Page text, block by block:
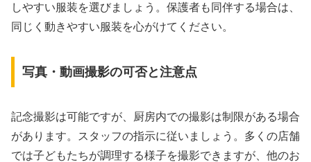
しやすい服装を選びましょう。保護者も同伴する場合は、
同じく動きやすい服装を心がけてください。
写真・動画撮影の可否と注意点
記念撮影は可能ですが、厨房内での撮影は制限がある場合
があります。スタッフの指示に従いましょう。多くの店舗
では子どもたちが調理する様子を撮影できますが、他のお